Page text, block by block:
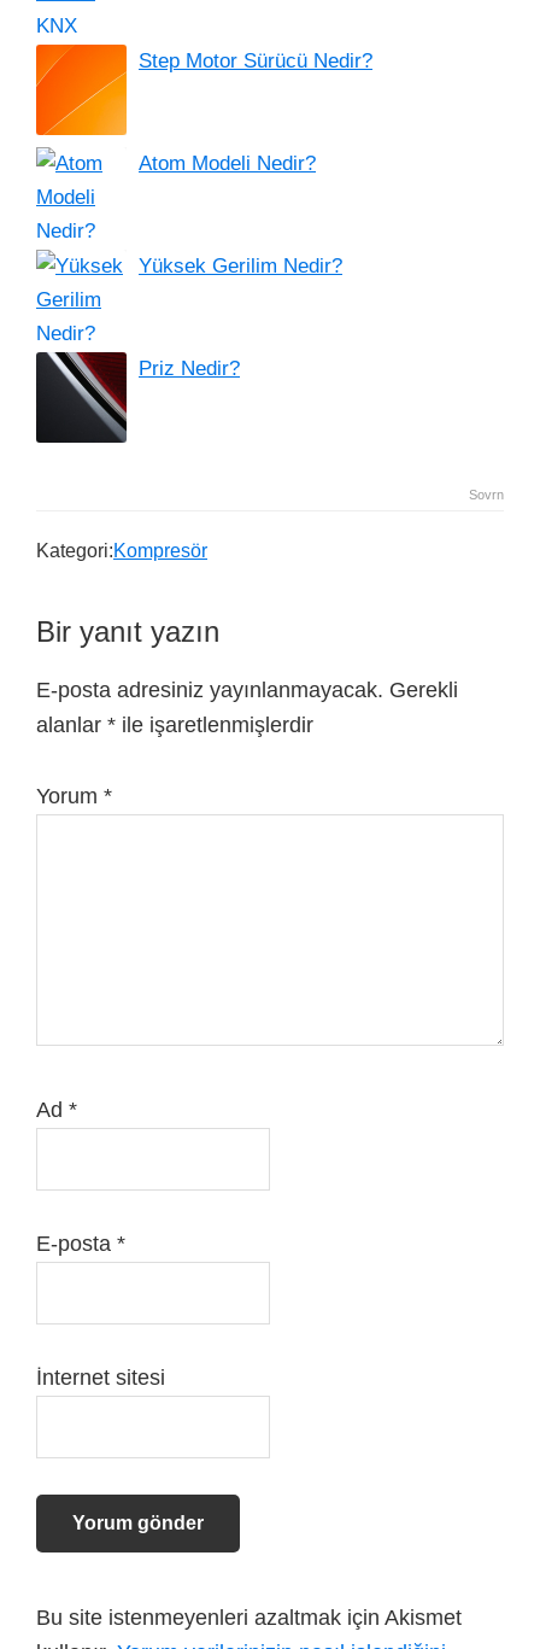
Step Motor Sürücü Nedir?
Atom Modeli Nedir?
Yüksek Gerilim Nedir?
Priz Nedir?
Sovrn
Kategori:Kompresör
Bir yanıt yazın
E-posta adresiniz yayınlanmayacak. Gerekli
alanlar * ile işaretlenmişlerdir
Yorum *
Ad *
E-posta *
İnternet sitesi
Bu site istenmeyenleri azaltmak için Akismet